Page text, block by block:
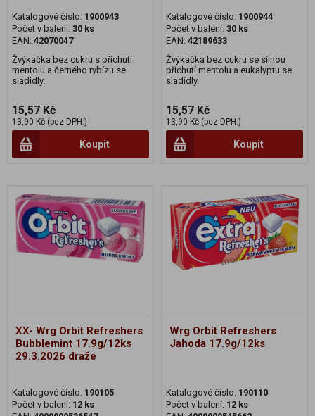
Katalogové číslo: 1900943
Počet v balení: 30 ks
EAN: 42070047
Žvýkačka bez cukru s příchutí
mentolu a černého rybízu se
sladidly.
15,57 Kč
13,90 Kč (bez DPH:)
Koupit
Katalogové číslo: 1900944
Počet v balení: 30 ks
EAN: 42189633
Žvýkačka bez cukru se silnou
příchutí mentolu a eukalyptu se
sladidly.
15,57 Kč
13,90 Kč (bez DPH:)
Koupit
XX- Wrg Orbit Refreshers
Bubblemint 17.9g/12ks
29.3.2026 draže
Katalogové číslo: 190105
Počet v balení: 12 ks
Wrg Orbit Refreshers
Jahoda 17.9g/12ks
Katalogové číslo: 190110
Počet v balení: 12 ks